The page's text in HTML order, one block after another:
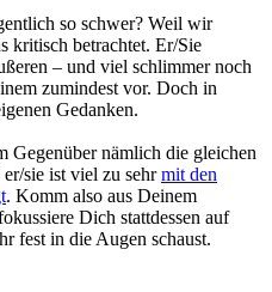
so schwer? Weil wir
kritisch betrachtet. Er/Sie
– und viel schlimmer noch
zumindest vor. Doch in
Gedanken.
Gegenüber nämlich die gleichen
sie ist viel zu sehrmit den
. Komm also aus Deinem
Dich stattdessen auf
fest in die Augen schaust.